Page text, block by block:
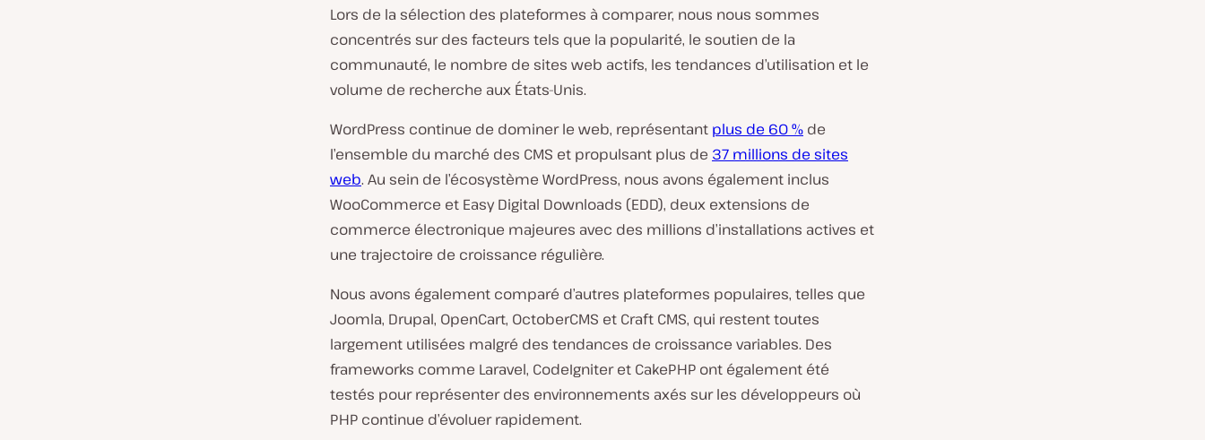
Lors de la sélection des plateformes à comparer, nous nous sommes
concentrés sur des facteurs tels que la popularité, le soutien de la
communauté, le nombre de sites web actifs, les tendances d’utilisation et le
volume de recherche aux États-Unis.
WordPress continue de dominer le web, représentant plus de 60 % de
l’ensemble du marché des CMS et propulsant plus de 37 millions de sites
web. Au sein de l’écosystème WordPress, nous avons également inclus
WooCommerce et Easy Digital Downloads (EDD), deux extensions de
commerce électronique majeures avec des millions d’installations actives et
une trajectoire de croissance régulière.
Nous avons également comparé d’autres plateformes populaires, telles que
Joomla, Drupal, OpenCart, OctoberCMS et Craft CMS, qui restent toutes
largement utilisées malgré des tendances de croissance variables. Des
frameworks comme Laravel, CodeIgniter et CakePHP ont également été
testés pour représenter des environnements axés sur les développeurs où
PHP continue d’évoluer rapidement.